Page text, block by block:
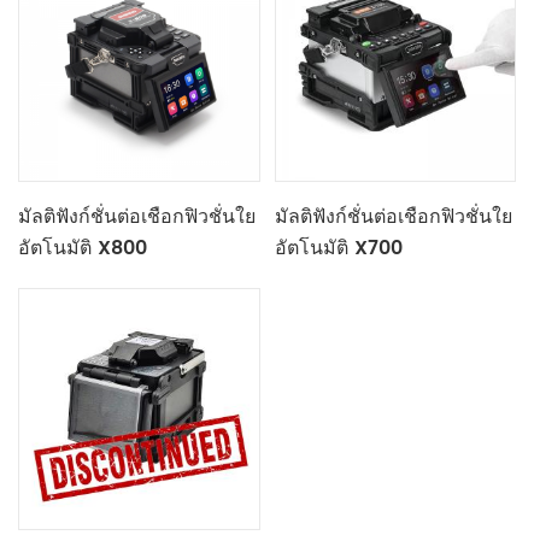
มัลติฟังก์ชั่นต่อเชือกฟิวชั่นใย
อัตโนมัติ X800
มัลติฟังก์ชั่นต่อเชือกฟิวชั่นใย
อัตโนมัติ X700